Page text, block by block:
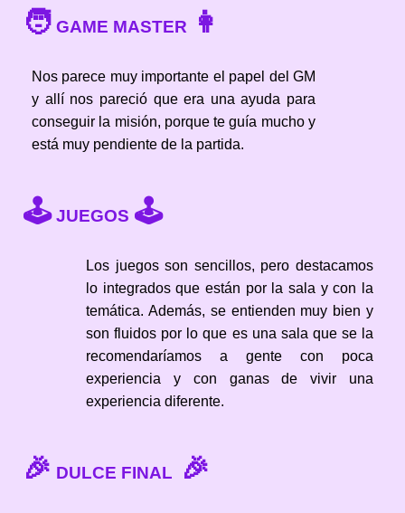
🧑 GAME MASTER 👩
Nos parece muy importante el papel del GM
y allí nos pareció que era una ayuda para
conseguir la misión, porque te guía mucho y
está muy pendiente de la partida.
🕹JUEGOS 🕹
Los juegos son sencillos, pero destacamos
lo integrados que están por la sala y con la
temática. Además, se entienden muy bien y
son fluidos por lo que es una sala que se la
recomendaríamos a gente con poca
experiencia y con ganas de vivir una
experiencia diferente.
🎉 DULCE FINAL 🎉